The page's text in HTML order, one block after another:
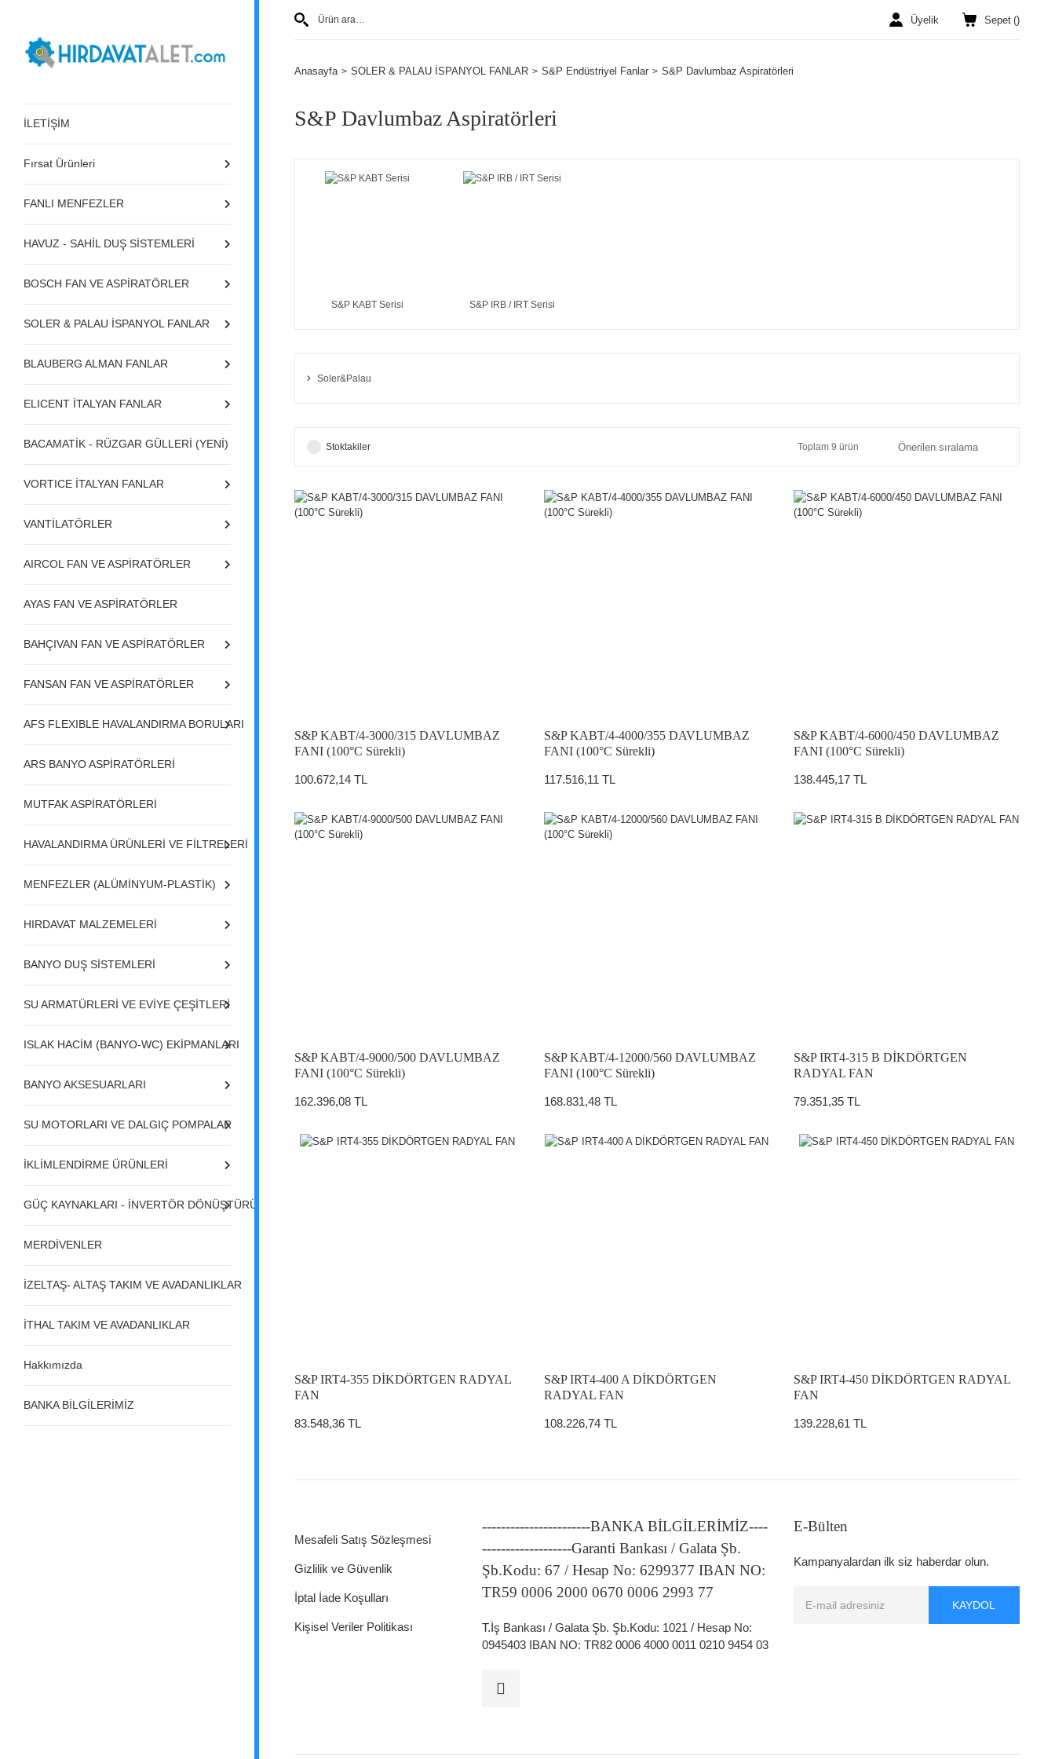
İLETİŞİM
Fırsat Ürünleri
FANLI MENFEZLER
HAVUZ - SAHİL DUŞ SİSTEMLERİ
BOSCH FAN VE ASPİRATÖRLER
SOLER & PALAU İSPANYOL FANLAR
BLAUBERG ALMAN FANLAR
ELICENT İTALYAN FANLAR
BACAMATİK - RÜZGAR GÜLLERİ (YENİ)
VORTICE İTALYAN FANLAR
VANTİLATÖRLER
AIRCOL FAN VE ASPİRATÖRLER
AYAS FAN VE ASPİRATÖRLER
BAHÇIVAN FAN VE ASPİRATÖRLER
FANSAN FAN VE ASPİRATÖRLER
AFS FLEXIBLE HAVALANDIRMA BORULARI
ARS BANYO ASPİRATÖRLERİ
MUTFAK ASPİRATÖRLERİ
HAVALANDIRMA ÜRÜNLERİ VE FİLTRELERİ
MENFEZLER (ALÜMİNYUM-PLASTİK)
HIRDAVAT MALZEMELERİ
BANYO DUŞ SİSTEMLERİ
SU ARMATÜRLERİ VE EVİYE ÇEŞİTLERİ
ISLAK HACİM (BANYO-WC) EKİPMANLARI
BANYO AKSESUARLARI
SU MOTORLARI VE DALGIÇ POMPALAR
İKLİMLENDİRME ÜRÜNLERİ
GÜÇ KAYNAKLARI - İNVERTÖR DÖNÜŞTÜRÜCÜLER - REGÜLATÖRLER
MERDİVENLER
İZELTAŞ- ALTAŞ TAKIM VE AVADANLIKLAR
İTHAL TAKIM VE AVADANLIKLAR
Hakkımızda
BANKA BİLGİLERİMİZ
Üyelik Sepet ()
Anasayfa SOLER & PALAU İSPANYOL FANLAR S&P Endüstriyel Fanlar S&P Davlumbaz Aspiratörleri
S&P Davlumbaz Aspiratörleri
S&P KABT Serisi S&P IRB / IRT Serisi
Soler&Palau
Stoktakiler Toplam 9 ürün
S&P KABT/4-3000/315 DAVLUMBAZ
FANI (100°C Sürekli)
100.672,14 TL
S&P KABT/4-4000/355 DAVLUMBAZ
FANI (100°C Sürekli)
117.516,11 TL
S&P KABT/4-6000/450 DAVLUMBAZ
FANI (100°C Sürekli)
138.445,17 TL
S&P KABT/4-9000/500 DAVLUMBAZ
FANI (100°C Sürekli)
162.396,08 TL
S&P KABT/4-12000/560 DAVLUMBAZ
FANI (100°C Sürekli)
168.831,48 TL
S&P IRT4-315 B DİKDÖRTGEN
RADYAL FAN
79.351,35 TL
S&P IRT4-355 DİKDÖRTGEN RADYAL
FAN
83.548,36 TL
S&P IRT4-400 A DİKDÖRTGEN
RADYAL FAN
108.226,74 TL
S&P IRT4-450 DİKDÖRTGEN RADYAL
FAN
139.228,61 TL
Mesafeli Satış Sözleşmesi
Gizlilik ve Güvenlik
İptal İade Koşulları
Kişisel Veriler Politikası
-----------------------BANKA BİLGİLERİMİZ----
-------------------Garanti Bankası / Galata Şb.
Şb.Kodu: 67 / Hesap No: 6299377 IBAN NO:
TR59 0006 2000 0670 0006 2993 77
T.İş Bankası / Galata Şb. Şb.Kodu: 1021 / Hesap No:
0945403 IBAN NO: TR82 0006 4000 0011 0210 9454 03
E-Bülten
Kampanyalardan ilk siz haberdar olun.
KAYDOL